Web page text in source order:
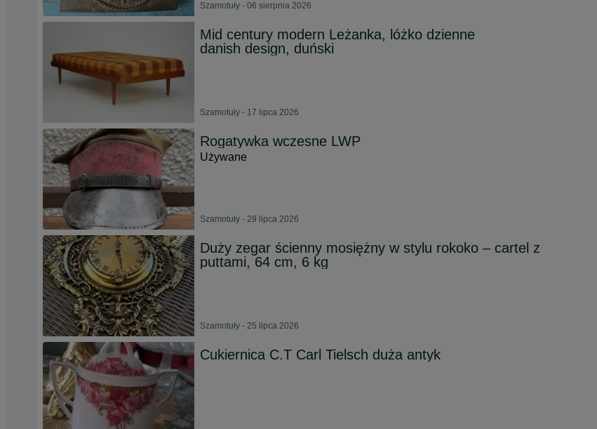
Szamotuły - 06 sierpnia 2026
Mid century modern Leżanka, lóżko dzienne
danish design, duński
Szamotuły - 17 lipca 2026
Rogatywka wczesne LWP
Używane
Szamotuły - 29 lipca 2026
Duży zegar ścienny mosiężny w stylu rokoko – cartel z
puttami, 64 cm, 6 kg
Szamotuły - 25 lipca 2026
Cukiernica C.T Carl Tielsch duża antyk